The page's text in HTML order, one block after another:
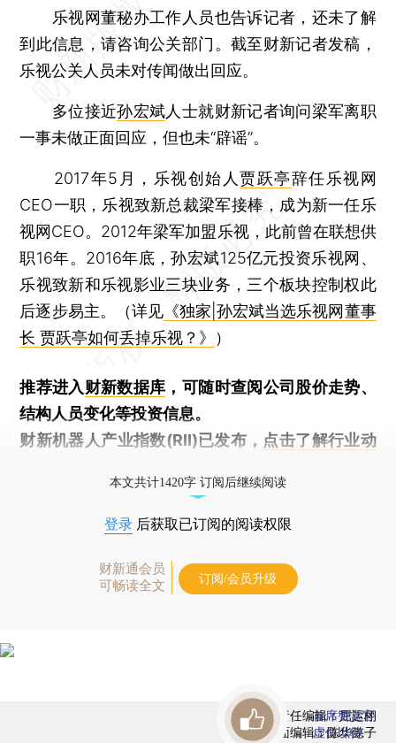
乐视网董秘办工作人员也告诉记者，还未了解
到此信息，请咨询公关部门。截至财新记者发稿，
乐视公关人员未对传闻做出回应。
多位接近孙宏斌人士就财新记者询问梁军离职
一事未做正面回应，但也未“辟谣”。
2017年5月，乐视创始人贾跃亭辞任乐视网
CEO一职，乐视致新总裁梁军接棒，成为新一任乐
视网CEO。2012年梁军加盟乐视，此前曾在联想供
职16年。2016年底，孙宏斌125亿元投资乐视网、
乐视致新和乐视影业三块业务，三个板块控制权此
后逐步易主。（详见《独家|孙宏斌当选乐视网董事
长 贾跃亭如何丢掉乐视？》
）
推荐进入财新数据库 ，可随时查阅公司股价走势、
结构人员变化等投资信息。
财新机器人产业指数(RII)已发布， 点击了解行业动
本文共计1420字 订阅后继续阅读
登录 后获取已订阅的阅读权限
财新通会员
可畅读全文
订阅/会员升级
责任编辑：屈运栩
版面编辑：陈华懿子
首席赞赏官
虚位以待